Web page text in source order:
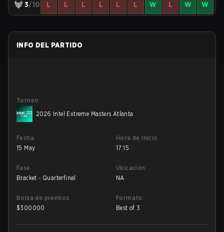
3/10 L L L L L L W L W W
INFO DEL PARTIDO
Torneo
2026 Intel Extreme Masters Atlanta
Fecha
15 May
Hora de inicio
17:15
Fase
Bracket - Quarterfinal
Ubicación
NA
Bolsa de premios
$300000
Formato
Best of 3